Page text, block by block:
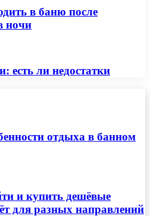
в баню после
ночи
есть ли недостатки
отдыха в банном
и купить дешёвые
для разных направлений